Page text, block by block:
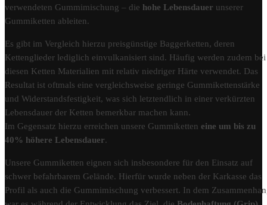
verwendeten Gummimischung – die hohe Lebensdauer unserer
Gummiketten ableiten.
Es gibt im Vergleich hierzu preisgünstige Baggerketten, deren
Kettenglieder lediglich einvulkanisiert sind. Häufig werden zudem bei
diesen Ketten Materialien mit relativ niedriger Härte verwendet. Das
Resultat ist oftmals eine vergleichsweise geringe Gummikettenstärke
und Widerstandsfestigkeit, was sich letztendlich in einer verkürzten
Lebensdauer der Ketten bemerkbar machen kann.
Im Gegensatz hierzu erreichen unsere Gummiketten eine um bis zu
40% höhere Lebensdauer.
Unsere Gummiketten eignen sich insbesondere für den Einsatz auf
schwer befahrbarem Gelände. Hierfür wurde neben der Karkasse das
Profil als auch die Gummimischung verbessert. In dem